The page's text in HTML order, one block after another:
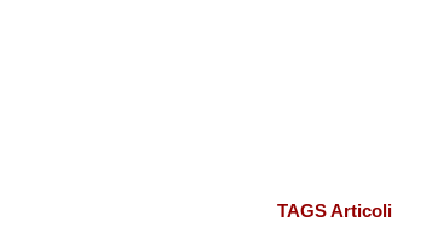
TAGS Articoli